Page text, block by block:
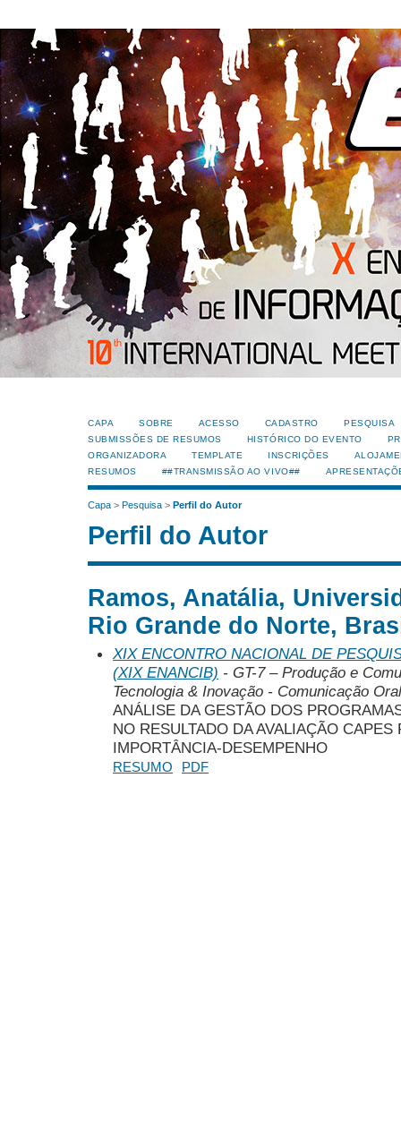
CAPA SOBRE ACESSO CADASTRO
PESQUISA
SUBMISSÕES DE RESUMOS
HISTÓRICO DO EVENTO
ORGANIZADORA
TEMPLATE INSCRIÇÕES
RESUMOS
##TRANSMISSÃO AO VIVO##
Capa > Pesquisa > Perfil do Autor
Perfil do Autor
Ramos, Anatália,
Rio Grande do Norte,
XIX ENCONTRO NACIONAL DE
(XIX ENANCIB) - GT-7 – Produção e
Tecnologia & Inovação - Comunicação Oral
ANÁLISE DA GESTÃO DOS
NO RESULTADO DA AVALIAÇÃO
IMPORTÂNCIA-DESEMPENHO
RESUMO PDF